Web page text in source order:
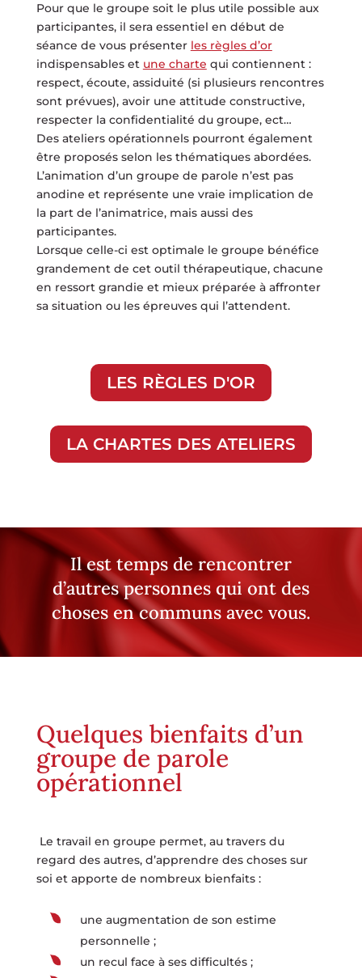
Pour que le groupe soit le plus utile possible aux
participantes, il sera essentiel en début de
séance de vous présenter les règles d’or
indispensables et une charte qui contiennent :
respect, écoute, assiduité (si plusieurs rencontres
sont prévues), avoir une attitude constructive,
respecter la confidentialité du groupe, ect…
Des ateliers opérationnels pourront également
être proposés selon les thématiques abordées.
L’animation d’un groupe de parole n’est pas
anodine et représente une vraie implication de
la part de l’animatrice, mais aussi des
participantes.
Lorsque celle-ci est optimale le groupe bénéfice
grandement de cet outil thérapeutique, chacune
en ressort grandie et mieux préparée à affronter
sa situation ou les épreuves qui l’attendent.
LES RÈGLES D'OR
LA CHARTES DES ATELIERS
Il est temps de rencontrer
d’autres personnes qui ont des
choses en communs avec vous.
Quelques bienfaits d’un
groupe de parole
opérationnel
Le travail en groupe permet, au travers du
regard des autres, d’apprendre des choses sur
soi et apporte de nombreux bienfaits :
une augmentation de son estime
personnelle ;
un recul face à ses difficultés ;